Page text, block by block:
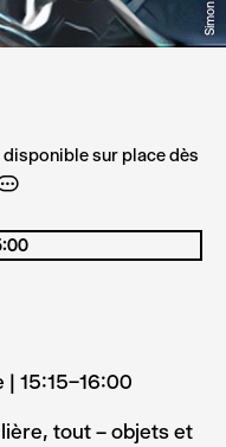
sur place dès
15:15–16:00
tout – objets et